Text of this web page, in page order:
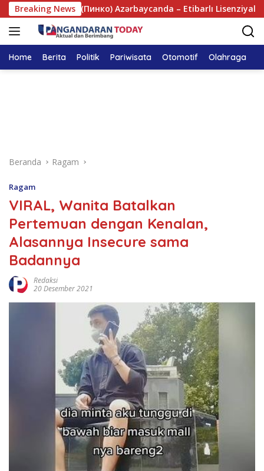
Langsung
ke
konten
Breaking News
Online Kazino (Пинко) Azərbaycanda – Etibarlı Lisenziyalar və
Home Berita Politik Pariwisata Otomotif Olahraga
Beranda Ragam
Ragam
VIRAL, Wanita Batalkan
Pertemuan dengan Kenalan,
Alasannya Insecure sama
Badannya
Redaksi
20 Desember 2021